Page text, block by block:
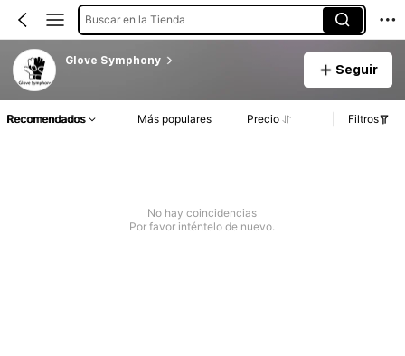
Buscar en la Tienda
Glove Symphony
Seguir
Recomendados Más populares Precio Filtros
No hay coincidencias
Por favor inténtelo de nuevo.